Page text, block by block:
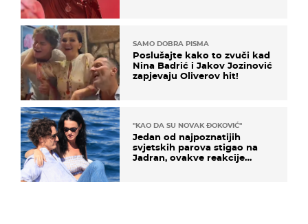
SAMO DOBRA PISMA
Poslušajte kako to zvuči kad
Nina Badrić i Jakov Jozinović
zapjevaju Oliverov hit!
"KAO DA SU NOVAK ĐOKOVIĆ"
Jedan od najpoznatijih
svjetskih parova stigao na
Jadran, ovakve reakcije